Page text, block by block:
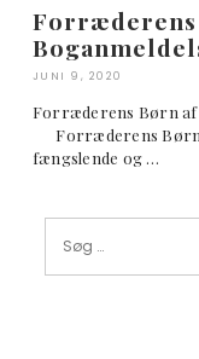
Forræderens
JUNI 9, 2020
Forræderens Børn
Forræderens Børn
fængslende og …